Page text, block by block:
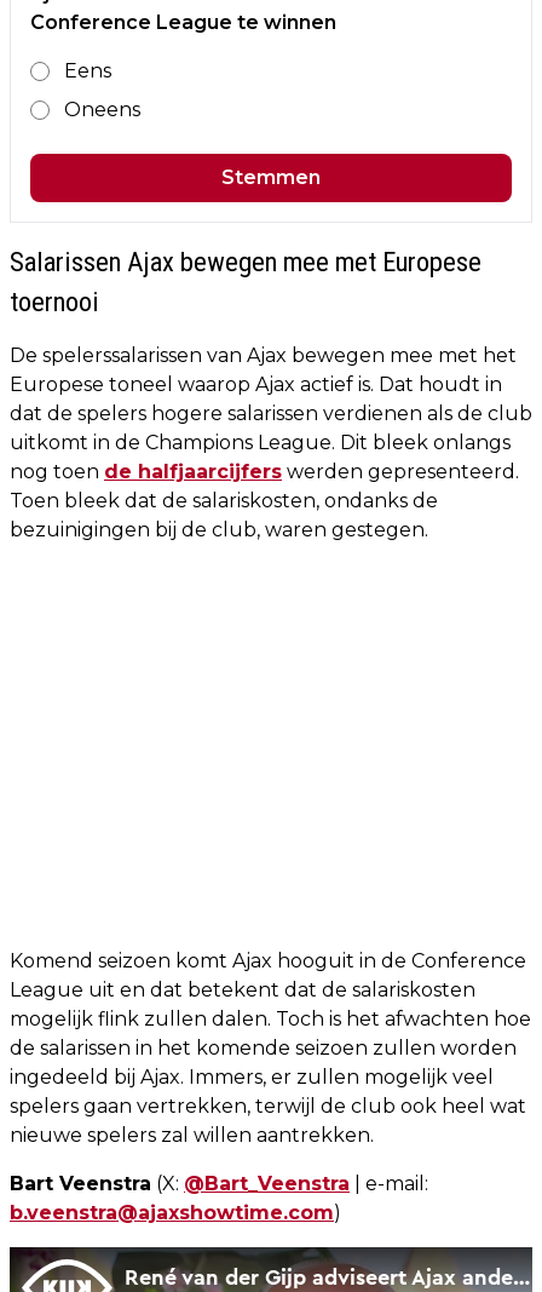
Conference League te winnen
Eens
Oneens
Stemmen
Salarissen Ajax bewegen mee met Europese
toernooi
De spelerssalarissen van Ajax bewegen mee met het
Europese toneel waarop Ajax actief is. Dat houdt in
dat de spelers hogere salarissen verdienen als de club
uitkomt in de Champions League. Dit bleek onlangs
nog toen de halfjaarcijfers werden gepresenteerd.
Toen bleek dat de salariskosten, ondanks de
bezuinigingen bij de club, waren gestegen.
Komend seizoen komt Ajax hooguit in de Conference
League uit en dat betekent dat de salariskosten
mogelijk flink zullen dalen. Toch is het afwachten hoe
de salarissen in het komende seizoen zullen worden
ingedeeld bij Ajax. Immers, er zullen mogelijk veel
spelers gaan vertrekken, terwijl de club ook heel wat
nieuwe spelers zal willen aantrekken.
Bart Veenstra (X: @Bart_Veenstra | e-mail:
b.veenstra@ajaxshowtime.com)